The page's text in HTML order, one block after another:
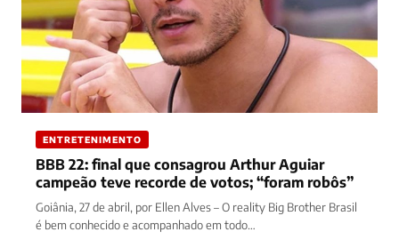
ENTRETENIMENTO
BBB 22: final que consagrou Arthur Aguiar
campeão teve recorde de votos; “foram robôs”
Goiânia, 27 de abril, por Ellen Alves – O reality Big Brother Brasil
é bem conhecido e acompanhado em todo…